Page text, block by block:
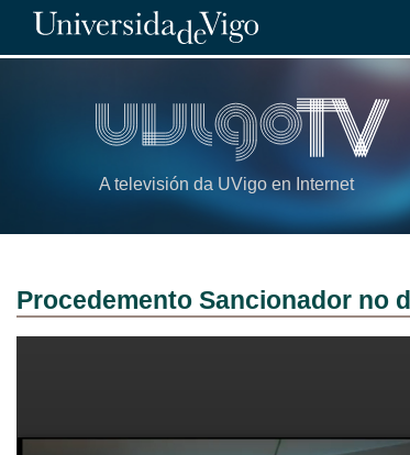
A televisión da UVigo en Internet
Procedemento Sancionador no